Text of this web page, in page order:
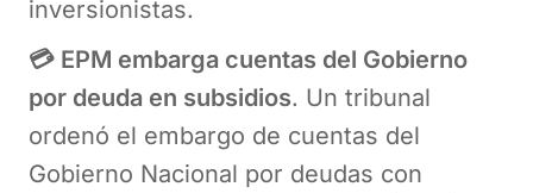
inversionistas.
💳 EPM embarga cuentas del Gobierno
por deuda en subsidios. Un tribunal
ordenó el embargo de cuentas del
Gobierno Nacional por deudas con